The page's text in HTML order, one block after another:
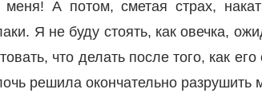
меня! А потом, сметая страх,
Я не буду стоять, как овечка,
что делать после того, как его
решила окончательно